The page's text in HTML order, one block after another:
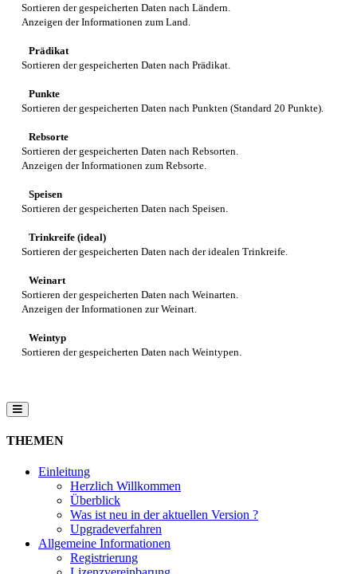
Sortieren der gespeicherten Daten nach Ländern.
Anzeigen der Informationen zum Land.
Prädikat
Sortieren der gespeicherten Daten nach Prädikat.
Punkte
Sortieren der gespeicherten Daten nach Punkten (Standard 20 Punkte).
Rebsorte
Sortieren der gespeicherten Daten nach Rebsorten.
Anzeigen der Informationen zum Rebsorte.
Speisen
Sortieren der gespeicherten Daten nach Speisen.
Trinkreife (ideal)
Sortieren der gespeicherten Daten nach der idealen Trinkreife.
Weinart
Sortieren der gespeicherten Daten nach Weinarten.
Anzeigen der Informationen zur Weinart.
Weintyp
Sortieren der gespeicherten Daten nach Weintypen.
THEMEN
Einleitung
Herzlich Willkommen
Überblick
Was ist neu in der aktuellen Version ?
Upgradeverfahren
Allgemeine Informationen
Registrierung